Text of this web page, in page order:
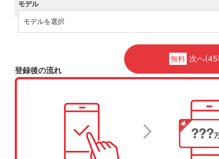
モデル
無料 次へ
登録後の流れ